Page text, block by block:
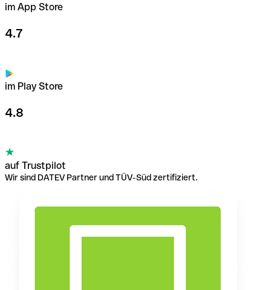
im App Store
4.7
im Play Store
4.8
auf Trustpilot
Wir sind DATEV Partner und TÜV-Süd zertifiziert.